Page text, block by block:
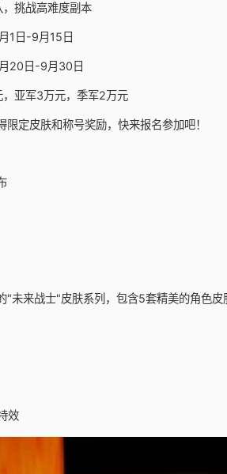
挑战高难度副本
1日-9月15日
20日-9月30日
亚军3万元，季军2万元
限定皮肤和称号奖励，快来报名参加吧！
"未来战士"皮肤系列，包含5套精美的角色
效